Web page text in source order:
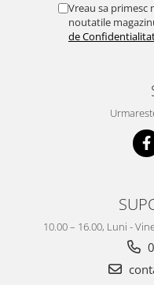
Vreau sa
noutatile
de
10.00 – 16.00, Luni -